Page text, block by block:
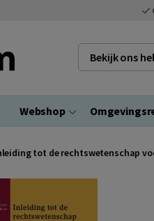
Bekijk ons
Webshop
tot de rechtswetenschap